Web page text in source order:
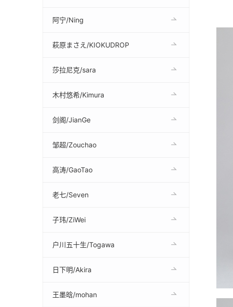
阿宁/Ning
萩原まさえ/KIOKUDROP
莎拉尼克/sara
木村悠希/Kimura
剑阁/JianGe
邹超/Zouchao
高涛/GaoTao
老七/Seven
子玮/ZiWei
户川五十生/Togawa
日下明/Akira
王墨晗/mohan